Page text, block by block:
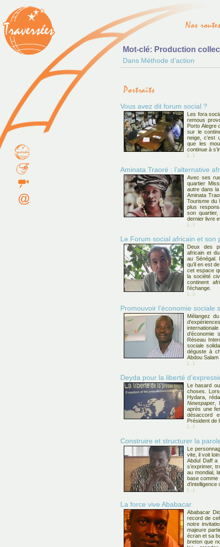
Mot-clé: Production
Dans Méthode d’action
Vous avez dit forum social ?
Les fora
remous
Porto Alegre
sur le
neige, c’est
que les
continue à
(...)
Aminata Traoré : l’alternative
Avec ses
quartier
autre dans
Aminata
Tourisme du
plus
son
dernier livre
(...)
Le Forum social africain et son
Deux des
africain et
au Sénégal.
qu’il en est
cet espace
la société
continent
l’échange.
(...)
Promouvoir l’économie sociale
Mélangez
d’économie
Réseau
sociale
déguste à
Abdou Salam
(...)
Deyda pour la liberté
Le hasard
choses.
Hydara,
Newspaper ,
après une
désaccord
Président de
(...)
Construire et structurer la
Le
vite, il voit
Abdul Daff
s’exprimer,
au mondial,
base comme
d’intelligence
(...)
La force vive Ababacar
Ababacar
record de
notre
majeure
écran et sa
breton que